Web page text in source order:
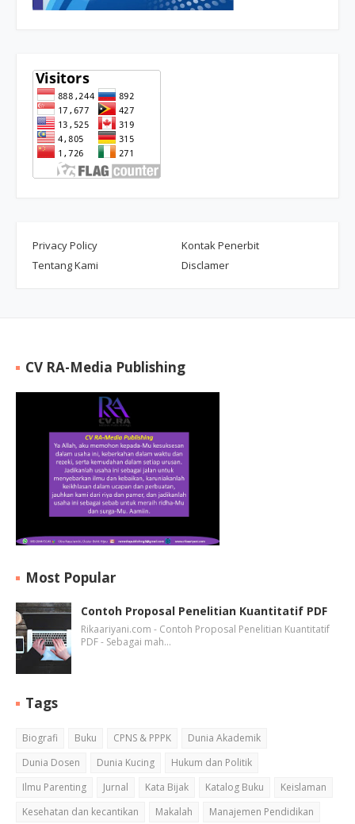
Privacy Policy
Kontak Penerbit
Tentang Kami
Disclamer
CV RA-Media Publishing
Most Popular
Contoh Proposal Penelitian Kuantitatif PDF
Rikaariyani.com - Contoh Proposal Penelitian Kuantitatif
PDF - Sebagai mah…
Tags
Biografi Buku CPNS & PPPK
Dunia Akademik
Dunia Dosen
Dunia Kucing
Hukum dan Politik
Ilmu Parenting
Jurnal Kata Bijak Katalog Buku
Keislaman
Kesehatan dan kecantikan
Makalah Manajemen Pendidikan